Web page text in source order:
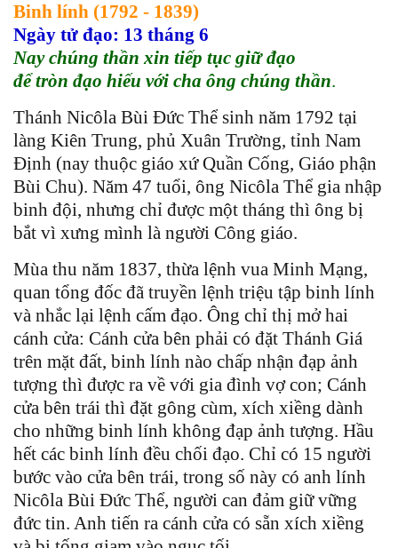
Binh lính (1792 - 1839)
Ngày tử đạo: 13 tháng 6
Nay chúng thần xin tiếp tục giữ đạo
để tròn đạo hiếu với cha ông chúng thần.
Thánh Nicôla Bùi Đức Thể sinh năm 1792 tại
làng Kiên Trung, phủ Xuân Trường, tỉnh Nam
Định (nay thuộc giáo xứ Quần Cống, Giáo phận
Bùi Chu). Năm 47 tuổi, ông Nicôla Thể gia nhập
binh đội, nhưng chỉ được một tháng thì ông bị
bắt vì xưng mình là người Công giáo.
Mùa thu năm 1837, thừa lệnh vua Minh Mạng,
quan tổng đốc đã truyền lệnh triệu tập binh lính
và nhắc lại lệnh cấm đạo. Ông chỉ thị mở hai
cánh cửa: Cánh cửa bên phải có đặt Thánh Giá
trên mặt đất, binh lính nào chấp nhận đạp ảnh
tượng thì được ra về với gia đình vợ con; Cánh
cửa bên trái thì đặt gông cùm, xích xiềng dành
cho những binh lính không đạp ảnh tượng. Hầu
hết các binh lính đều chối đạo. Chỉ có 15 người
bước vào cửa bên trái, trong số này có anh lính
Nicôla Bùi Đức Thể, người can đảm giữ vững
đức tin. Anh tiến ra cánh cửa có sẵn xích xiềng